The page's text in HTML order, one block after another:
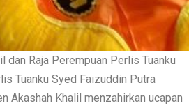
dan Raja Perempuan Perlis Tuanku
Tuanku Syed Faizuddin Putra
Akashah Khalil menzahirkan ucapan